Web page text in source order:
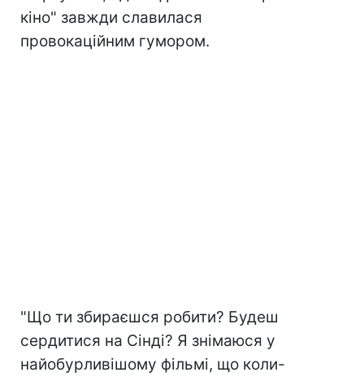
кіно" завжди славилася
провокаційним гумором.
"Що ти збираєшся робити? Будеш
сердитися на Сінді? Я знімаюся у
найобурливішому фільмі, що коли-